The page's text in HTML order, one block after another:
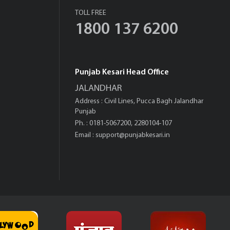
TOLL FREE
1800 137 6200
Punjab Kesari Head Office
JALANDHAR
Address : Civil Lines, Pucca Bagh Jalandhar
Punjab
Ph. : 0181-5067200, 2280104-107
Email : support@punjabkesari.in